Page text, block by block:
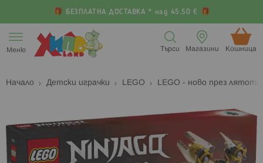
БЕЗПЛАТНА ДОСТАВКА * над 45.50 €
към
съдържанието
Меню Кошница (
Магазини
Търси
Начало Детски играчки LEGO LEGO - ново през лятото
края
на
галерията
на